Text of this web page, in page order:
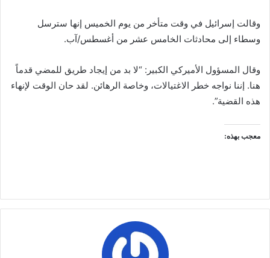
وقالت إسرائيل في وقت متأخر من يوم الخميس إنها سترسل
وسطاء إلى محادثات الخامس عشر من أغسطس/آب.
وقال المسؤول الأميركي الكبير: “لا بد من إيجاد طريق للمضي قدماً
هنا. إننا نواجه خطر الاغتيالات، وخاصة الرهائن. لقد حان الوقت لإنهاء
هذه القضية”.
معجب بهذه: